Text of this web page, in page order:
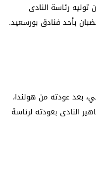
رئاسة النادى
بأحد فنادق بورسعيد.
بعد عودته من هولندا،
النادى بعودته لرئاسة